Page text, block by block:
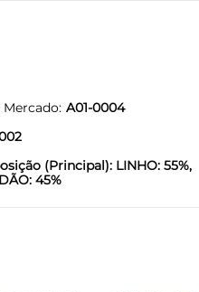
A01-0004
(Principal): LINHO: 55%,
45%